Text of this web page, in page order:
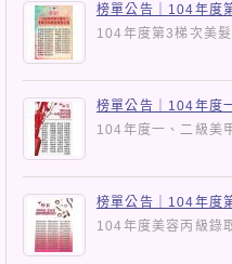
榜單公告｜104年度
104年度第3梯次美
榜單公告｜104年度
104年度一、二級
榜單公告｜104年度
104年度美容丙級